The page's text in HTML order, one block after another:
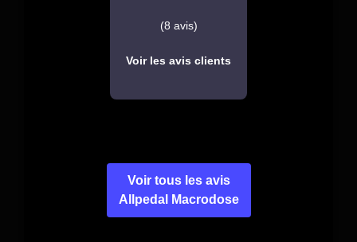
(8 avis)
Voir les avis clients
Voir tous les avis
Allpedal Macrodose